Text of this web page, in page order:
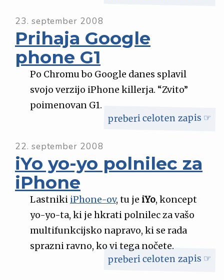
23. september 2008
Prihaja Google
phone G1
Po Chromu bo Google danes splavil
svojo verzijo iPhone killerja. “Zvito”
poimenovan G1.
preberi celoten zapis ☞
22. september 2008
iYo yo-yo polnilec za
iPhone
Lastniki iPhone-ov, tu je iYo, koncept
yo-yo-ta, ki je hkrati polnilec za vašo
multifunkcijsko napravo, ki se rada
sprazni ravno, ko vi tega nočete.
preberi celoten zapis ☞